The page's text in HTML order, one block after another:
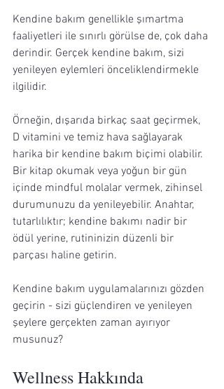
Kendine bakım genellikle şımartma
faaliyetleri ile sınırlı görülse de, çok daha
derindir. Gerçek kendine bakım, sizi
yenileyen eylemleri önceliklendirmekle
ilgilidir.
Örneğin, dışarıda birkaç saat geçirmek,
D vitamini ve temiz hava sağlayarak
harika bir kendine bakım biçimi olabilir.
Bir kitap okumak veya yoğun bir gün
içinde mindful molalar vermek, zihinsel
durumunuzu da yenileyebilir. Anahtar,
tutarlılıktır; kendine bakımı nadir bir
ödül yerine, rutininizin düzenli bir
parçası haline getirin.
Kendine bakım uygulamalarınızı gözden
geçirin - sizi güçlendiren ve yenileyen
şeylere gerçekten zaman ayırıyor
musunuz?
Wellness Hakkında